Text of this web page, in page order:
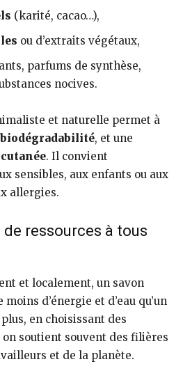
(karité, cacao…),
ou d’extraits végétaux,
parfums de synthèse,
nocives.
et naturelle permet à
, et une
. Il convient
sensibles, aux enfants ou aux
allergies.
ressources à tous
et localement, un savon
d’énergie et d’eau qu’un
en choisissant des
soutient souvent des filières
et de la planète.